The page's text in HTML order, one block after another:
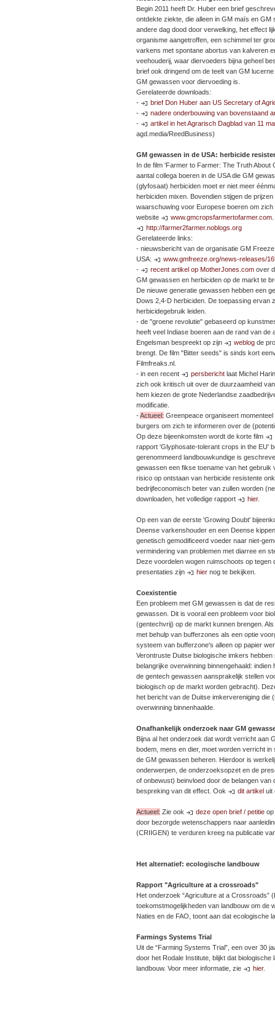
Begin 2011 heeft Dr. Huber een brief
ontdekte ziekte, die alleen in GM maïs en
andere dag dood door verwelking, het effect
organisme aangetroffen, een schimmel ter
varkens met spontane abortus van kalveren
veehouderij, waar diervoeders bijna geheel
brief ook dringend om de teelt van GM
GM gewassen voor diervoeding is.
Gerelateerde downloads:
-
brief Don Huber aan US Secretary of
-
nadere onderbouwing van bovenstaand
-
artikel in het Agrarisch Dagblad van 11
agd.media/ReedBusiness)
GM gewassen in de USA: herbicide
In de film 'Farmer to Farmer: The Truth
aantal collega boeren in de USA die GM
(glyfosaat) herbiciden moet er niet meer
herbiciden mixen. Bovendien stijgen de
waarschuwing voor Europese boeren om
website
www.gmcropsfarmertofarmer.com
http://farmer2farmer.noblogs.org
Gerelateerde links:
- nieuwsbericht van de organisatie GM
USA:
www.gmfreeze.org/news-releases/
-
recent artikel op MotherJones.com over
GM gewassen en herbiciden op de markt te
De nieuwe generatie gewassen hebben een
Dows 2,4-D herbiciden. De toepassing ervan
herbicidegebruik leiden.
- de "groene revolutie" gebaseerd op
heeft veel Indiase boeren aan de rand van
Engelsman bespreekt op zijn
weblog de
brengt. De film "Bitter seeds" is sinds kort
Filmfreaks.nl.
- in een recent
persbericht laat Michel
zich ook kritisch uit over de duurzaamheid
hem kiezen de grote Nederlandse
modificatie.
-Actueel: Greenpeace organiseert
burgers om zich te informeren over de
Op deze bijeenkomsten wordt de korte film
rapport 'Glyphosate-tolerant crops in the EU'
gerenommeerd landbouwkundige is
gewassen een fikse toename van het
risico op ontstaan van herbicide resistente
bedrijfeconomisch beter van zullen worden
downloaden, het volledige rapport
hier.
Op een van de eerste 'Growing Doubt'
Deense varkenshouder en een Deense
genetisch gemodificeerd voeder naar niet-
vermindering van problemen met diarree en
Deze voordelen wogen ruimschoots op
presentaties zijn
hier nog te bekijken.
Coexistentie
Een probleem met GM gewassen is dat de
gewassen. Dit is vooral een probleem voor
(gentechvrij) op de markt kunnen brengen.
met behulp van bufferzones als een optie
systeem van bufferzone's alleen op papier
Verontruste Duitse biologische imkers
belangrijke overwinning binnengehaald:
de gentech gewassen aansprakelijk stellen
biologisch op de markt worden gebracht).
het bericht van de Duitse imkervereniging die
overwinning binnenhaalde.
Onafhankelijk onderzoek naar GM
Bijna al het onderzoek dat wordt verricht aan
bodem, mens en dier, moet worden verricht
de GM gewassen beheren. Hierdoor is
onderwerpen, de onderzoeksopzet en de
of onbewust) beinvloed door de belangen
bespreking van dit effect. Ook
dit artikel uit
Actueel: Zie ook deze open brief / petitie
door bezorgde wetenschappers naar
(CRIIGEN) te verduren kreeg na publicatie
Het alternatief: ecologische landbouw
Rapport "Agriculture at a crossroads"
Het onderzoek “Agriculture at a Crossroads”
toekomstmogelijkheden van landbouw om de
Naties en de FAO, toont aan dat ecologische
Farmings Systems Trial
Uit de “Farming Systems Trial”, een over 30
door het Rodale Institute, blijkt dat
landbouw. Voor meer informatie, zie
hier.